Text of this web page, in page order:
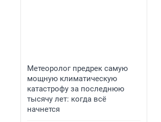
Метеоролог предрек самую
мощную климатическую
катастрофу за последнюю
тысячу лет: когда всё
начнется